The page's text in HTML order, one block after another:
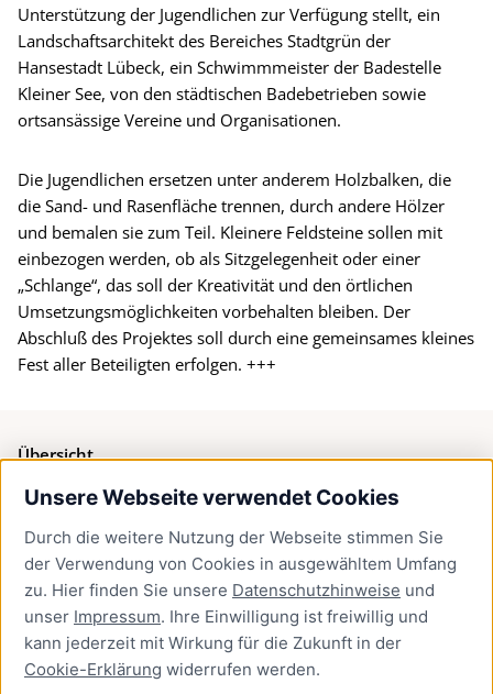
Unsere Webseite verwendet Cookies
Durch die weitere Nutzung der Webseite stimmen Sie
der Verwendung von Cookies in ausgewähltem Umfang
zu. Hier finden Sie unsere Datenschutzhinweise und
unser Impressum. Ihre Einwilligung ist freiwillig und
kann jederzeit mit Wirkung für die Zukunft in der
Cookie-Erklärung widerrufen werden.
Unterstützung der Jugendlichen zur Verfügung stellt, ein
Landschaftsarchitekt des Bereiches Stadtgrün der
Hansestadt Lübeck, ein Schwimmmeister der Badestelle
Kleiner See, von den städtischen Badebetrieben sowie
ortsansässige Vereine und Organisationen.
Die Jugendlichen ersetzen unter anderem Holzbalken, die
die Sand- und Rasenfläche trennen, durch andere Hölzer
und bemalen sie zum Teil. Kleinere Feldsteine sollen mit
einbezogen werden, ob als Sitzgelegenheit oder einer
„Schlange“, das soll der Kreativität und den örtlichen
Umsetzungsmöglichkeiten vorbehalten bleiben. Der
Abschluß des Projektes soll durch eine gemeinsames kleines
Fest aller Beteiligten erfolgen. +++
Übersicht
Bürgerservice
Presse
Newsletter Lübeck:kompakt
Kontakt
Kontakt